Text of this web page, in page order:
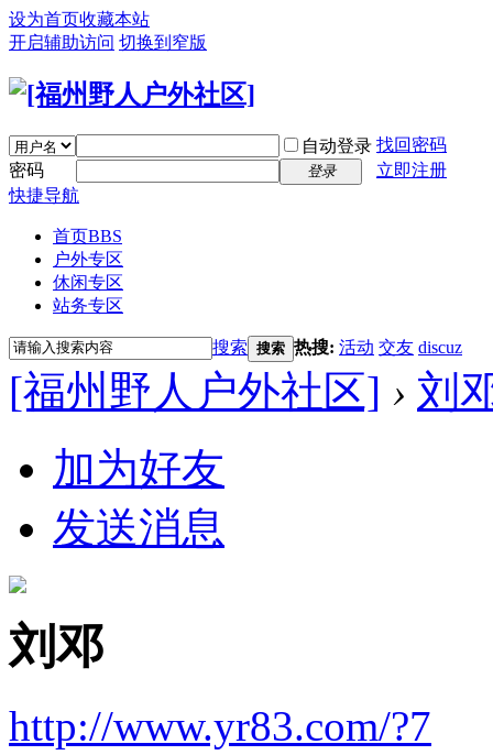
设为首页收藏本站
开启辅助访问 切换到窄版
自动登录 找回密码
密码
登录
立即注册
快捷导航
首页BBS
户外专区
休闲专区
站务专区
搜索 搜索 热搜: 活动 交友 discuz
[福州野人户外社区] › 刘
加为好友
发送消息
刘邓
http://www.yr83.com/?7